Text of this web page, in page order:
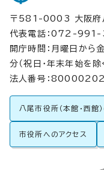
〒581-0003 大阪府
代表電話：072-
開庁時間：月曜日か
分（祝日・年末年始を除
法人番号：
八尾市役所（本館・西館
市役所へのアクセス